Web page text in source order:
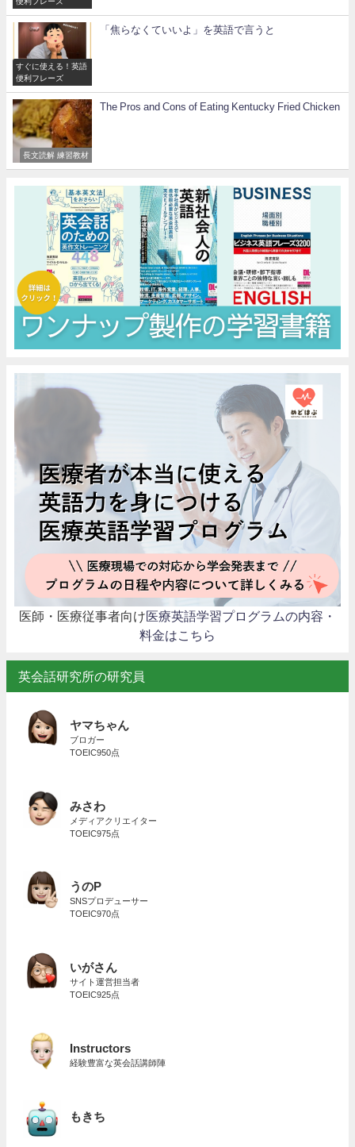
すぐに使える！英語
便利フレーズ
「焦らなくていいよ」を英語で言うと
長文読解 練習教材
The Pros and Cons of Eating Kentucky Fried Chicken
医師・医療従事者向け医療英語学習プログラムの内容・
料金はこちら
英会話研究所の研究員
ヤマちゃん
ブロガー
TOEIC950点
みさわ
メディアクリエイター
TOEIC975点
うのP
SNSプロデューサー
TOEIC970点
いがさん
サイト運営担当者
TOEIC925点
Instructors
経験豊富な英会話講師陣
もきち